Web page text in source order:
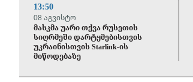
13:50
08 აგვისტო
მასკმა უარი თქვა რუსეთის
სიღრმეში დარტყმებისთვის
უკრაინისთვის Starlink-ის
მიწოდებაზე